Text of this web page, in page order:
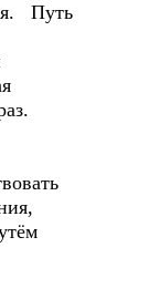
Путь